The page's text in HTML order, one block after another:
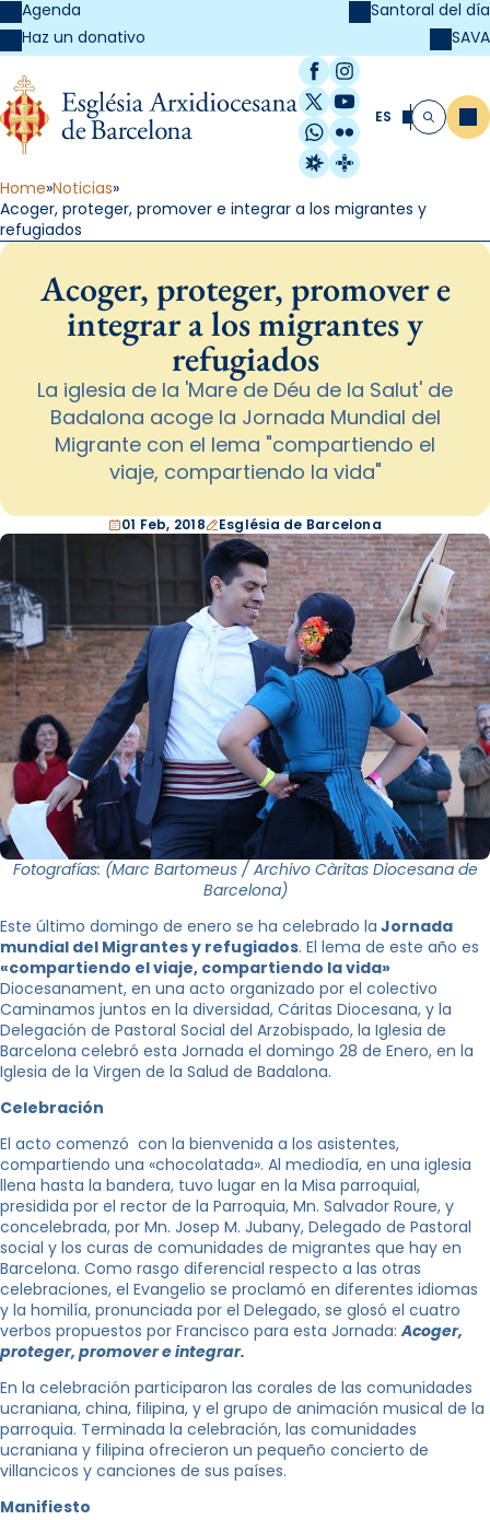
Agenda
Haz un donativo
Santoral del día
SAVA
Facebook
Instagram
X / Twitter
YouTube
WhatsApp
Flickr
Radio Estel
Catalunya
ES Buscar
Home Noticias
Acoger, proteger, promover e integrar a los migrantes y
refugiados
Acoger, proteger, promover e
integrar a los migrantes y
refugiados
La iglesia de la 'Mare de Déu de la Salut' de
Badalona acoge la Jornada Mundial del
Migrante con el lema "compartiendo el
viaje, compartiendo la vida"
01 Feb, 2018 Església de Barcelona
Fotografías: (Marc Bartomeus / Archivo Càritas Diocesana de
Barcelona)
Este último domingo de enero se ha celebrado la Jornada
mundial del Migrantes y refugiados. El lema de este año es
«compartiendo el viaje, compartiendo la vida»
Diocesanament, en una acto organizado por el colectivo
Caminamos juntos en la diversidad, Cáritas Diocesana, y la
Delegación de Pastoral Social del Arzobispado, la Iglesia de
Barcelona celebró esta Jornada el domingo 28 de Enero, en la
Iglesia de la Virgen de la Salud de Badalona.
Celebración
El acto comenzó con la bienvenida a los asistentes,
compartiendo una «chocolatada». Al mediodía, en una iglesia
llena hasta la bandera, tuvo lugar en la Misa parroquial,
presidida por el rector de la Parroquia, Mn. Salvador Roure, y
concelebrada, por Mn. Josep M. Jubany, Delegado de Pastoral
social y los curas de comunidades de migrantes que hay en
Barcelona. Como rasgo diferencial respecto a las otras
celebraciones, el Evangelio se proclamó en diferentes idiomas
y la homilía, pronunciada por el Delegado, se glosó el cuatro
verbos propuestos por Francisco para esta Jornada:Acoger,
proteger, promover e integrar.
En la celebración participaron las corales de las comunidades
ucraniana, china, filipina, y el grupo de animación musical de la
parroquia. Terminada la celebración, las comunidades
ucraniana y filipina ofrecieron un pequeño concierto de
villancicos y canciones de sus países.
Manifiesto